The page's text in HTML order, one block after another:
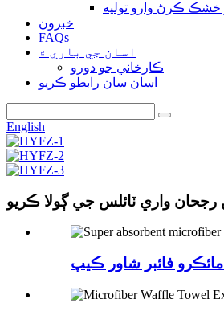
خشڪ ڪرڻ وارو توليه
خبرون
FAQs
اسان جي باري ۾
ڪارخاني جو دورو
اسان سان رابطو ڪريو
English
رجحان واري ٽائلس جي ڳولا ڪريو
فائبر شاور ڪيپ